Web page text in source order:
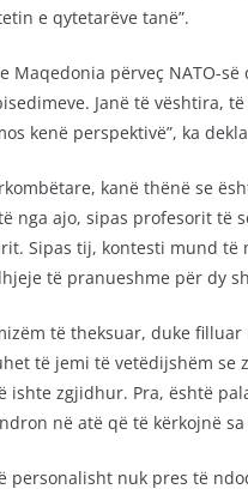
e qytetarëve tanë”.
Maqedonia përveç NATO-
Janë të vështira,
kenë perspektivë”, ka
kanë thënë se
nga ajo, sipas profesorit të
Sipas tij, kontesti mund
të pranueshme për dy
të theksuar, duke
të jemi të vetëdijshëm
ishte zgjidhur. Pra, është
në atë që të kërkojnë
personalisht nuk pres të